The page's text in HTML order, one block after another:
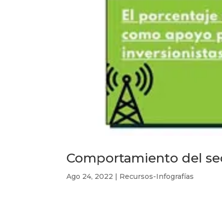
Comportamiento del
Ago 24, 2022 | Recursos-Infografías